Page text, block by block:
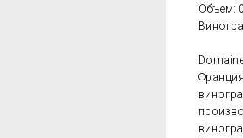
Объем: